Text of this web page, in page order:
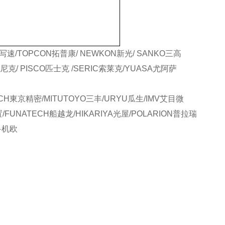
速/TOPCON拓普康/ NEWKON新光/ SANKO三高
克/ PISCO匹士克 /SERIC索莱克/YUASA尤阿萨
東京精密/MITUTOYO三丰/URYU瓜生/IMV艾目微
船越龙/HIKARIYA光屋/POLARION普拉瑞
欧